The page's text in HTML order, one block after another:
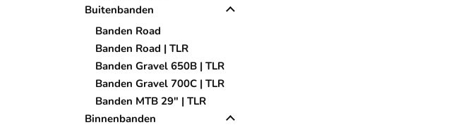
Buitenbanden
Banden Road
Banden Road | TLR
Banden Gravel 650B | TLR
Banden Gravel 700C | TLR
Banden MTB 29" | TLR
Binnenbanden